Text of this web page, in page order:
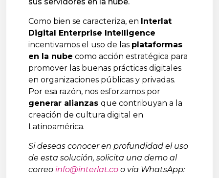
Como bien se caracteriza, en Interlat
Digital Enterprise Intelligence
incentivamos el uso de las plataformas
en la nube como acción estratégica para
promover las buenas prácticas digitales
en organizaciones públicas y privadas.
Por esa razón, nos esforzamos por
generar alianzasque contribuyan a la
creación de cultura digital en
Latinoamérica.
Si deseas conocer en profundidad el uso
de esta solución, solicita una demo al
correoinfo@interlat.co o vía WhatsApp: